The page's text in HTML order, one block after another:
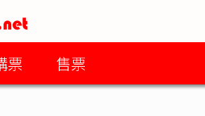
票 售票